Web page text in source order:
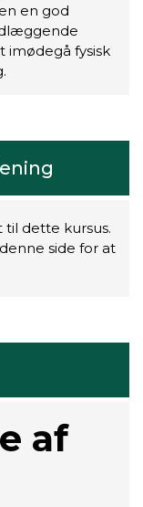
en god
imødegå fysisk
dette kursus.
side for at
af